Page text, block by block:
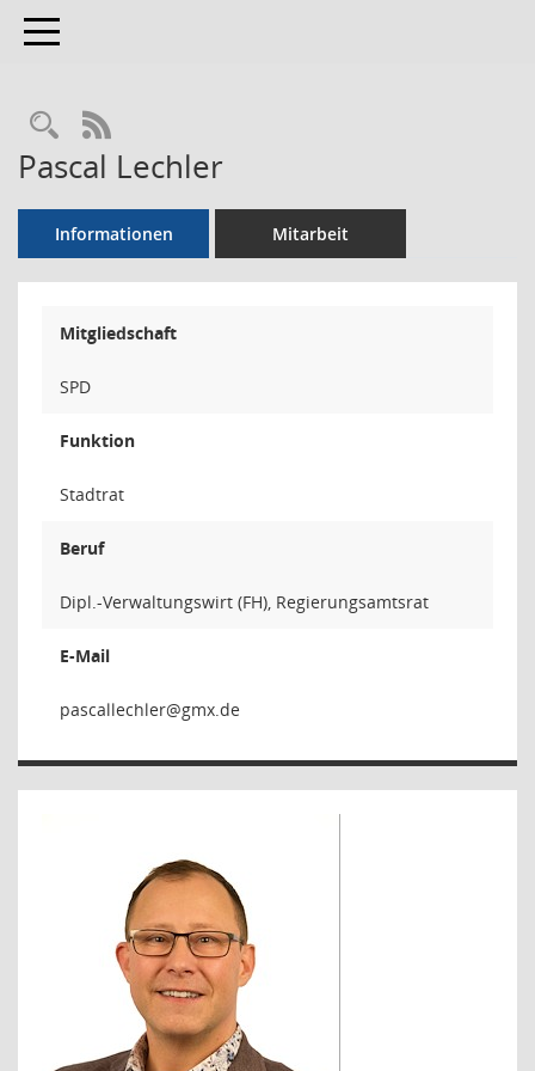
Toggle navigation
Rechercheauswahl
RSS-Feed
Pascal Lechler
Informationen Mitarbeit
Mitgliedschaft
SPD
Funktion
Stadtrat
Beruf
Dipl.-Verwaltungswirt (FH), Regierungsamtsrat
E-Mail
relhcel